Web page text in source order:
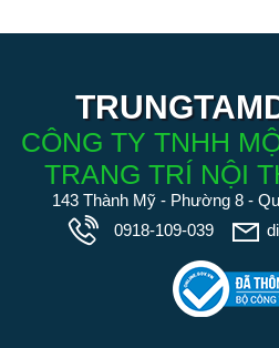
CÔNG TY TNHH
TRANG TRÍ NỘI
143 Thành Mỹ - Phường 8 -
0918-109-039